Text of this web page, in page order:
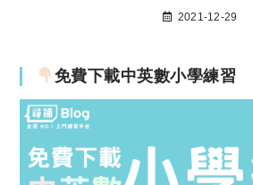
2021-12-29
免費下載中英數小學練習